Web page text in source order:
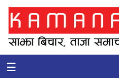
गृहपृष्ठ
समाचार
☰